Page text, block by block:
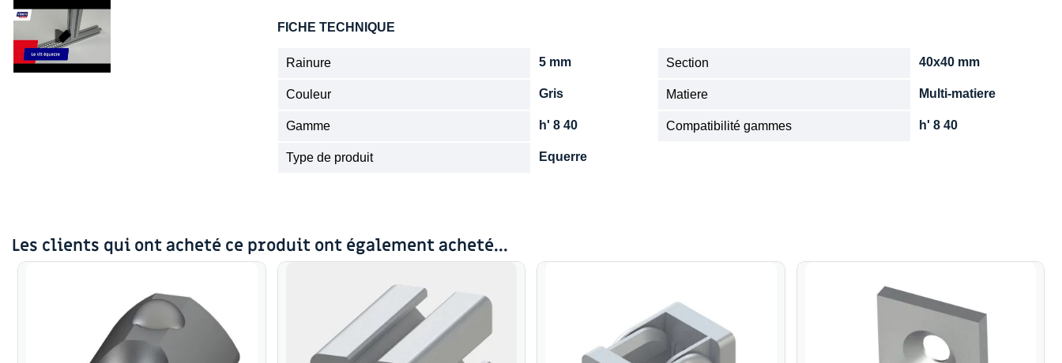
FICHE TECHNIQUE
Rainure 5 mm Section 40x40 mm
Couleur Gris Matiere Multi-matiere
Gamme h' 8 40 Compatibilité gammes h' 8 40
Type de produit Equerre
Les clients qui ont acheté ce produit ont également acheté...